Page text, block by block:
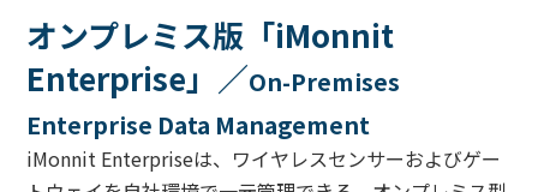
オンプレミス版「iMonnit
Enterprise」／On-Premises
Enterprise Data Management
iMonnit Enterpriseは、ワイヤレスセンサーおよびゲー